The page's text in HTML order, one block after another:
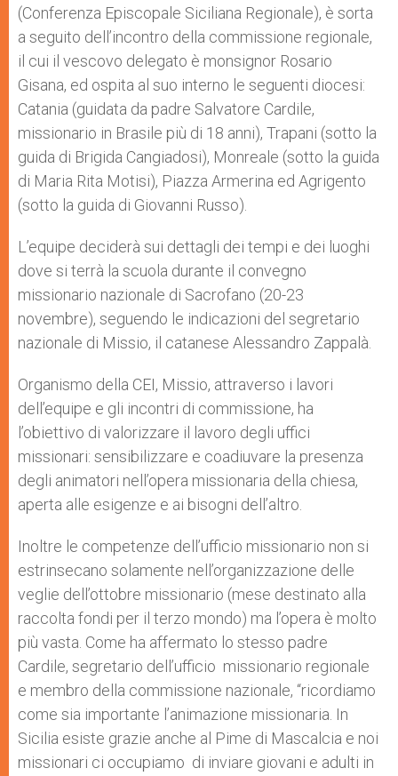
(Conferenza Episcopale Siciliana Regionale), è sorta
a seguito dell’incontro della commissione regionale,
il cui il vescovo delegato è monsignor Rosario
Gisana, ed ospita al suo interno le seguenti diocesi:
Catania (guidata da padre Salvatore Cardile,
missionario in Brasile più di 18 anni), Trapani (sotto la
guida di Brigida Cangiadosi), Monreale (sotto la guida
di Maria Rita Motisi), Piazza Armerina ed Agrigento
(sotto la guida di Giovanni Russo).
L’equipe deciderà sui dettagli dei tempi e dei luoghi
dove si terrà la scuola durante il convegno
missionario nazionale di Sacrofano (20-23
novembre), seguendo le indicazioni del segretario
nazionale di Missio, il catanese Alessandro Zappalà.
Organismo della CEI, Missio, attraverso i lavori
dell’equipe e gli incontri di commissione, ha
l’obiettivo di valorizzare il lavoro degli uffici
missionari: sensibilizzare e coadiuvare la presenza
degli animatori nell’opera missionaria della chiesa,
aperta alle esigenze e ai bisogni dell’altro.
Inoltre le competenze dell’ufficio missionario non si
estrinsecano solamente nell’organizzazione delle
veglie dell’ottobre missionario (mese destinato alla
raccolta fondi per il terzo mondo) ma l’opera è molto
più vasta. Come ha affermato lo stesso padre
Cardile, segretario dell’ufficio missionario regionale
e membro della commissione nazionale, “ricordiamo
come sia importante l’animazione missionaria. In
Sicilia esiste grazie anche al Pime di Mascalcia e noi
missionari ci occupiamo di inviare giovani e adulti in